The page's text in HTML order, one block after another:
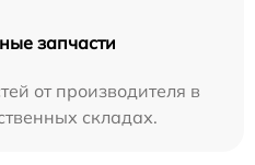
запчасти
от производителя в
складах.